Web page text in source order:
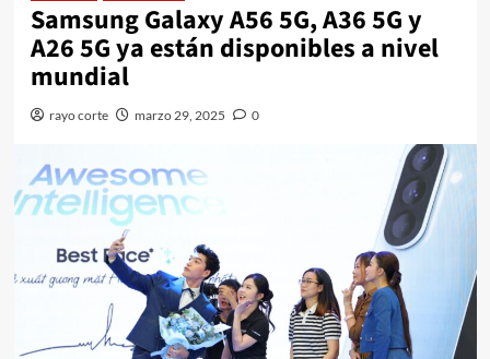
Samsung Galaxy A56 5G, A36 5G y
A26 5G ya están disponibles a nivel
mundial
rayo corte marzo 29, 2025 0